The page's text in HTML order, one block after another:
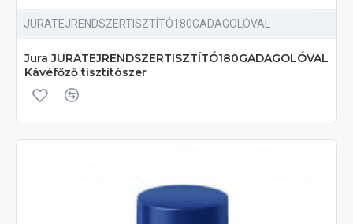
JURATEJRENDSZERTISZTÍTÓ180GADAGOLÓVAL
Jura JURATEJRENDSZERTISZTÍTÓ180GADAGOLÓVAL
Kávéfőző tisztítószer